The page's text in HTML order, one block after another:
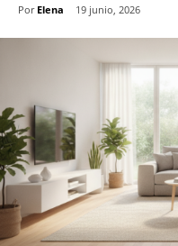
Por Elena 19 junio, 2026